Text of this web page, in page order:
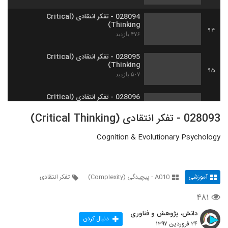
94
028094 - تفکر انتقادی (Critical
Thinking)
۴۷۶ بازدید
95
028095 - تفکر انتقادی (Critical
Thinking)
۵۰۷ بازدید
028096 - تفکر انتقادی (Critical
۴۶۶ بازدید
028098 - تفکر انتقادی (Critical
028093 - تفکر انتقادی (Critical Thinking)
Cognition & Evolutionary Psychology
آموزشی A010 - پیچیدگی (Complexity) تفکر انتقادی
۴۸۱
دانش، پژوهش و فناوری
۲۴ فروردین ۱۳۹۷ دنبال کردن